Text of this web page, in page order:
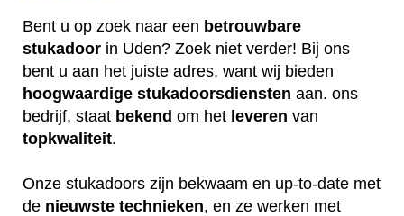
Bent u op zoek naar een betrouwbare
stukadoor in Uden? Zoek niet verder! Bij ons
bent u aan het juiste adres, want wij bieden
hoogwaardige stukadoorsdiensten aan. ons
bedrijf, staat bekend om het leveren van
topkwaliteit.
Onze stukadoors zijn bekwaam en up-to-date met
de nieuwste technieken, en ze werken met